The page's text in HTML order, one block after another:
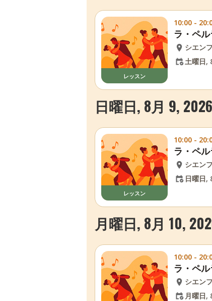
レッスン
10:00 -
ラ・ペ
シエン
土曜日,
日曜日, 8月 9, 2026
レッスン
10:00 -
ラ・ペ
シエン
日曜日,
月曜日, 8月 10,
10:00 -
ラ・ペ
シエン
月曜日,